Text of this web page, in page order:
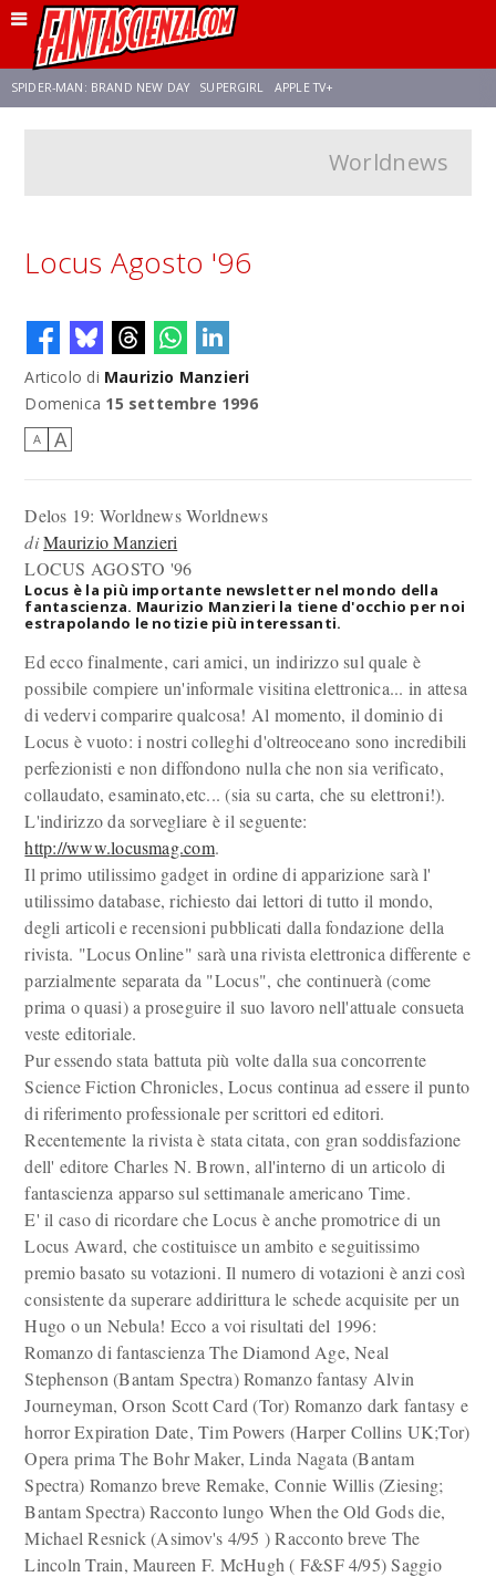
SPIDER-MAN: BRAND NEW DAY SUPERGIRL APPLE TV+
AVENGERS: DOOMSDAY
Worldnews
Locus Agosto '96
Articolo di Maurizio Manzieri
Domenica 15 settembre 1996
A A
Delos 19: WorldnewsWorldnews
di Maurizio Manzieri
LOCUS AGOSTO '96
Locus è la più importante newsletter nel mondo della
fantascienza. Maurizio Manzieri la tiene d'occhio per noi
estrapolando le notizie più interessanti.
Ed ecco finalmente, cari amici, un indirizzo sul quale è
possibile compiere un'informale visitina elettronica... in attesa
di vedervi comparire qualcosa! Al momento, il dominio di
Locus è vuoto: i nostri colleghi d'oltreoceano sono incredibili
perfezionisti e non diffondono nulla che non sia verificato,
collaudato, esaminato,etc... (sia su carta, che su elettroni!).
L'indirizzo da sorvegliare è il seguente:
http://www.locusmag.com.
Il primo utilissimo gadget in ordine di apparizione sarà l'
utilissimo database, richiesto dai lettori di tutto il mondo,
degli articoli e recensioni pubblicati dalla fondazione della
rivista. "Locus Online" sarà una rivista elettronica differente e
parzialmente separata da "Locus", che continuerà (come
prima o quasi) a proseguire il suo lavoro nell'attuale consueta
veste editoriale.
Pur essendo stata battuta più volte dalla sua concorrente
Science Fiction Chronicles, Locus continua ad essere il punto
di riferimento professionale per scrittori ed editori.
Recentemente la rivista è stata citata, con gran soddisfazione
dell' editore Charles N. Brown, all'interno di un articolo di
fantascienza apparso sul settimanale americano Time.
E' il caso di ricordare che Locus è anche promotrice di un
Locus Award, che costituisce un ambito e seguitissimo
premio basato su votazioni. Il numero di votazioni è anzi così
consistente da superare addirittura le schede acquisite per un
Hugo o un Nebula! Ecco a voi risultati del 1996:
Romanzo di fantascienza The Diamond Age, Neal
Stephenson (Bantam Spectra) Romanzo fantasy Alvin
Journeyman, Orson Scott Card (Tor) Romanzo dark fantasy e
horror Expiration Date, Tim Powers (Harper Collins UK;Tor)
Opera prima The Bohr Maker, Linda Nagata (Bantam
Spectra) Romanzo breve Remake, Connie Willis (Ziesing;
Bantam Spectra) Racconto lungo When the Old Gods die,
Michael Resnick (Asimov's 4/95 ) Racconto breve The
Lincoln Train, Maureen F. McHugh ( F&SF 4/95) Saggio